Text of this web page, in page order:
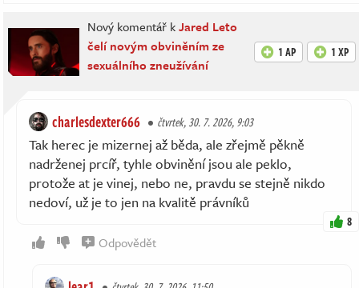
Nový komentář kJared Leto
čelí novým obviněním ze
sexuálního zneužívání
1 AP 1 XP
charlesdexter666 čtvrtek, 30. 7. 2026, 9:03
Tak herec je mizernej až běda, ale zřejmě pěkně
nadrženej prcíř, tyhle obvinění jsou ale peklo,
protože at je vinej, nebo ne, pravdu se stejně nikdo
nedoví, už je to jen na kvalitě právníků
8
Odpovědět